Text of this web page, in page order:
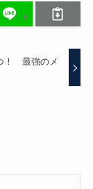
！ 最強のメ